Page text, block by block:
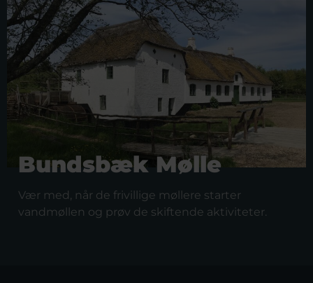
Bundsbæk Mølle
Vær med, når de frivillige møllere starter
vandmøllen og prøv de skiftende aktiviteter.